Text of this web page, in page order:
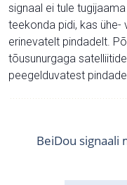
signaal ei tule
teekonda pidi, kas
erinevatelt pindadelt.
tõusunurgaga
peegelduvatest
BeiDou signaali